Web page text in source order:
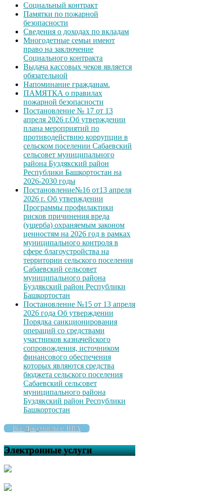
Социальный контракт
Памятки по пожарной
безопасности
Сведения о доходах по вкладам
Многодетные семьи имеют
право на заключение
Социального контракта
Выдача кассовых чеков является
обязательной
Напоминание гражданам.
ПАМЯТКА о правилах
пожарной безопасности
Постановление № 17 от 13
апреля 2026 г.Об утверждении
плана мероприятий по
противодействию коррупции в
сельском поселении Сабаевский
сельсовет муниципального
района Буздякский район
Республики Башкортостан на
2026-2030 годы
Постановление№16 от13 апреля
2026 г. Об утверждении
Программы профилактики
рисков причинения вреда
(ущерба) охраняемым законом
ценностям на 2026 год в рамках
муниципального контроля в
сфере благоустройства на
территории сельского поселения
Сабаевский сельсовет
муниципального района
Буздякский район Республики
Башкортостан
Постановление №15 от 13 апреля
2026 года Об утверждении
Порядка санкционирования
операций со средствами
участников казначейского
сопровождения, источником
финансового обеспечения
которых являются средства
бюджета сельского поселения
Сабаевский сельсовет
муниципального района
Буздякский район Республики
Башкортостан
Все Документы и НПА
Электронные услуги